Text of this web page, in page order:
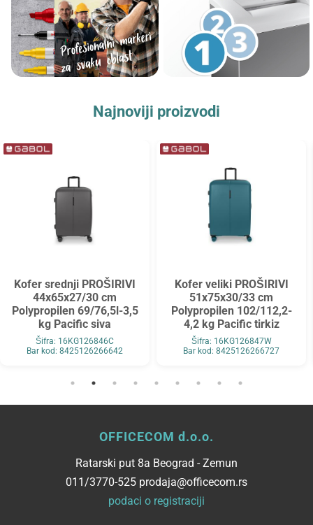
Najnoviji proizvodi
Kofer srednji PROŠIRIVI
44x65x27/30 cm
Polypropilen 69/76,5l-3,5
kg Pacific siva
Šifra: 16KG126846C
Bar kod: 8425126266642
Kofer veliki PROŠIRIVI
51x75x30/33 cm
Polypropilen 102/112,2-
4,2 kg Pacific tirkiz
Šifra: 16KG126847W
Bar kod: 8425126266727
OFFICECOM d.o.o.
Ratarski put 8a Beograd - Zemun
011/3770-525 prodaja@officecom.rs
podaci o registraciji